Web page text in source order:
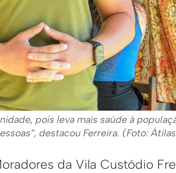
pois leva mais saúde à
destacou Ferreira. (Foto:
da Vila Custódio